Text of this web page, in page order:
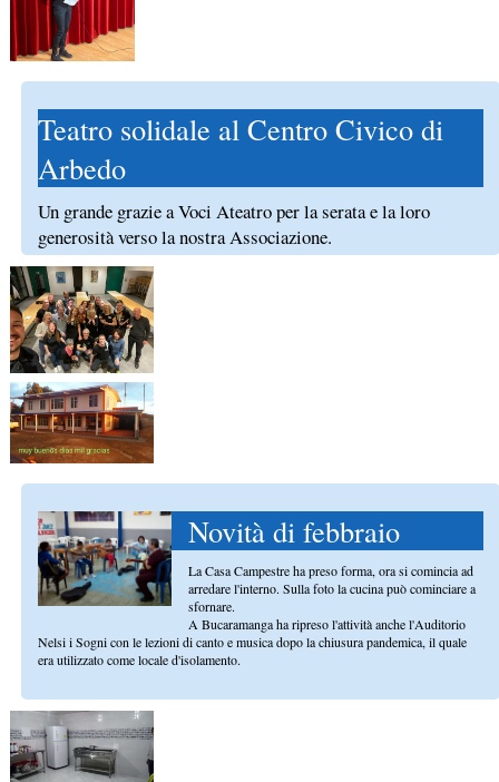
Teatro solidale al Centro Civico di
Arbedo
Un grande grazie a Voci Ateatro per la serata e la loro
generosità verso la nostra Associazione.
Novità di febbraio
La Casa Campestre ha preso forma, ora si comincia ad
arredare l'interno. Sulla foto la cucina può cominciare a
sfornare.
A Bucaramanga ha ripreso l'attività anche l'Auditorio
Nelsi i Sogni con le lezioni di canto e musica dopo la chiusura pandemica, il quale
era utilizzato come locale d'isolamento.